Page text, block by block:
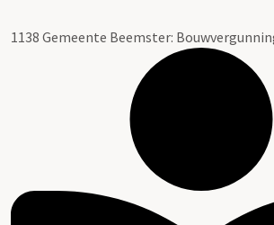
1138 Gemeente Beemster: